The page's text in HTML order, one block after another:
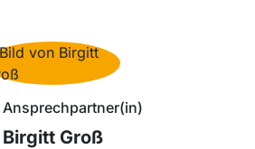
Ansprechpartner(in)
Birgitt Groß